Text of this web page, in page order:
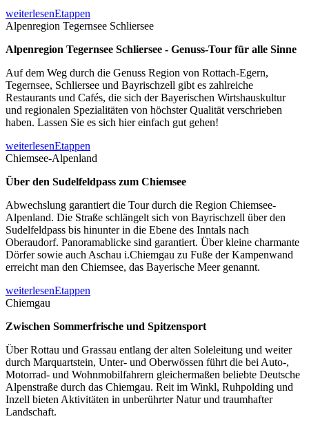
weiterlesenEtappen
Alpenregion Tegernsee Schliersee
Alpenregion Tegernsee Schliersee - Genuss-Tour für alle Sinne
Auf dem Weg durch die Genuss Region von Rottach-Egern,
Tegernsee, Schliersee und Bayrischzell gibt es zahlreiche
Restaurants und Cafés, die sich der Bayerischen Wirtshauskultur
und regionalen Spezialitäten von höchster Qualität verschrieben
haben. Lassen Sie es sich hier einfach gut gehen!
weiterlesenEtappen
Chiemsee-Alpenland
Über den Sudelfeldpass zum Chiemsee
Abwechslung garantiert die Tour durch die Region Chiemsee-
Alpenland. Die Straße schlängelt sich von Bayrischzell über den
Sudelfeldpass bis hinunter in die Ebene des Inntals nach
Oberaudorf. Panoramablicke sind garantiert. Über kleine charmante
Dörfer sowie auch Aschau i.Chiemgau zu Fuße der Kampenwand
erreicht man den Chiemsee, das Bayerische Meer genannt.
weiterlesenEtappen
Chiemgau
Zwischen Sommerfrische und Spitzensport
Über Rottau und Grassau entlang der alten Soleleitung und weiter
durch Marquartstein, Unter- und Oberwössen führt die bei Auto-,
Motorrad- und Wohnmobilfahrern gleichermaßen beliebte Deutsche
Alpenstraße durch das Chiemgau. Reit im Winkl, Ruhpolding und
Inzell bieten Aktivitäten in unberührter Natur und traumhafter
Landschaft.